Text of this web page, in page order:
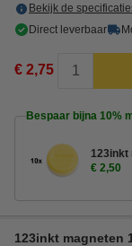
Bekijk de
Direct leverbaar
€ 2,75
Bespaar bijna 10%
123inkt
€ 2,50
123inkt magneten